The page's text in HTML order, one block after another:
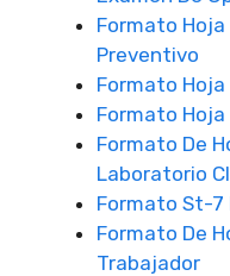
Formato
Preventivo
Formato
Formato
Formato De
Laboratorio
Formato St-7
Formato De
Trabajador